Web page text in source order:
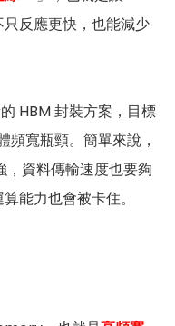
反應更快，也能減少
HBM 封裝方案，目標
頻寬瓶頸。簡單來說，
，資料傳輸速度也要夠
能力也會被卡住。